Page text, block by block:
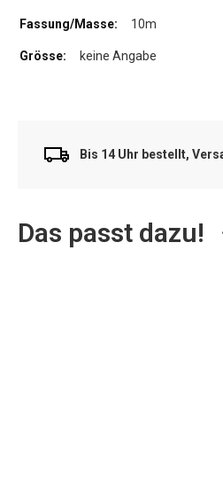
10m
keine Angabe
Bis 14 Uhr bestellt,
Das passt dazu!